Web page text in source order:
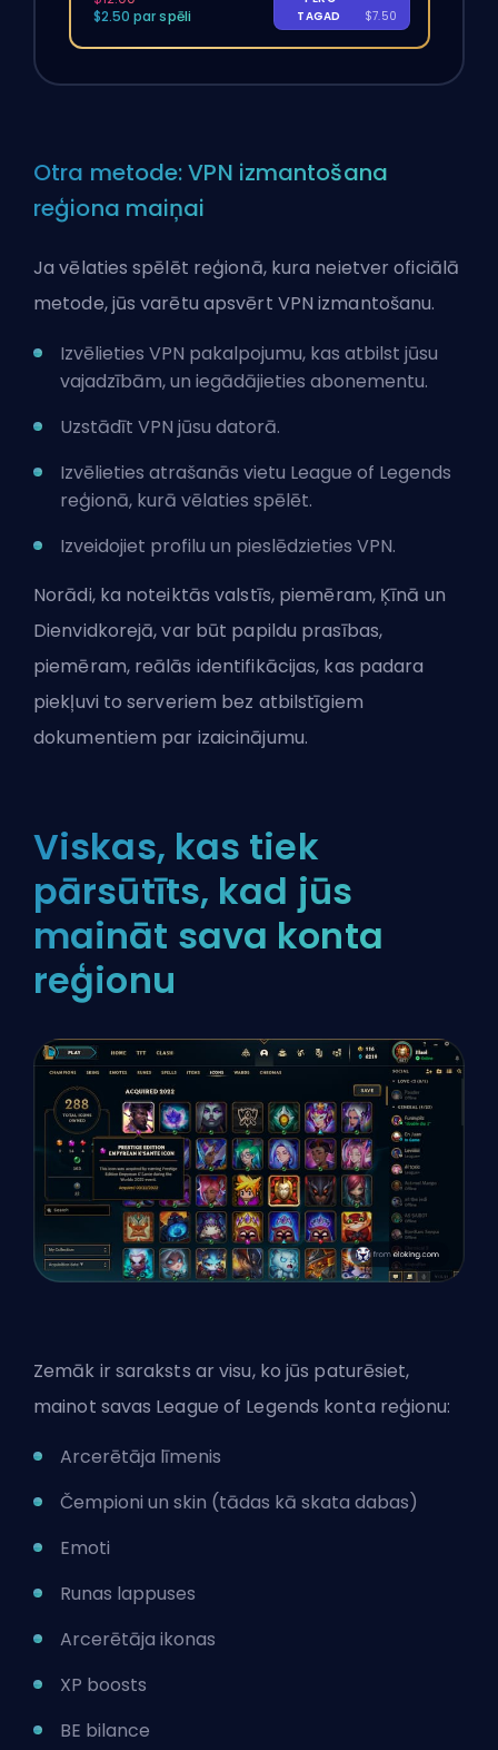
$2.50 par spēli
TAGAD
$7.50
Otra metode: VPN izmantošana
reģiona maiņai
Ja vēlaties spēlēt reģionā, kura neietver oficiālā
metode, jūs varētu apsvērt VPN izmantošanu.
Izvēlieties VPN pakalpojumu, kas atbilst jūsu
vajadzībām, un iegādājieties abonementu.
Uzstādīt VPN jūsu datorā.
Izvēlieties atrašanās vietu League of Legends
reģionā, kurā vēlaties spēlēt.
Izveidojiet profilu un pieslēdzieties VPN.
Norādi, ka noteiktās valstīs, piemēram, Ķīnā un
Dienvidkorejā, var būt papildu prasības,
piemēram, reālās identifikācijas, kas padara
piekļuvi to serveriem bez atbilstīgiem
dokumentiem par izaicinājumu.
Viskas, kas tiek
pārsūtīts, kad jūs
maināt sava konta
reģionu
Zemāk ir saraksts ar visu, ko jūs paturēsiet,
mainot savas League of Legends konta reģionu:
Arcerētāja līmenis
Čempioni un skin (tādas kā skata dabas)
Emoti
Runas lappuses
Arcerētāja ikonas
XP boosts
BE bilance